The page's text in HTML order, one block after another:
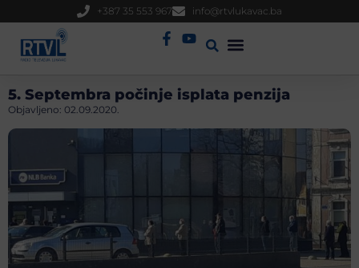
+387 35 553 967 info@rtvlukavac.ba
5. Septembra počinje isplata penzija
Objavljeno: 02.09.2020.